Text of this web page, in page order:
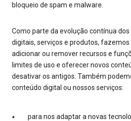
bloqueio de spam e malware.
Como parte da evolução contínua
digitais, serviços e produtos,
adicionar ou remover recursos e
limites de uso e oferecer novos
desativar os antigos. Também
conteúdo digital ou nossos serviços:
para nos adaptar a novas